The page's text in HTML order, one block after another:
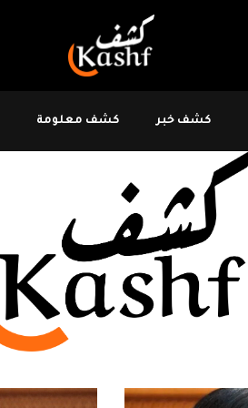
كشف خبر كشف معلومة